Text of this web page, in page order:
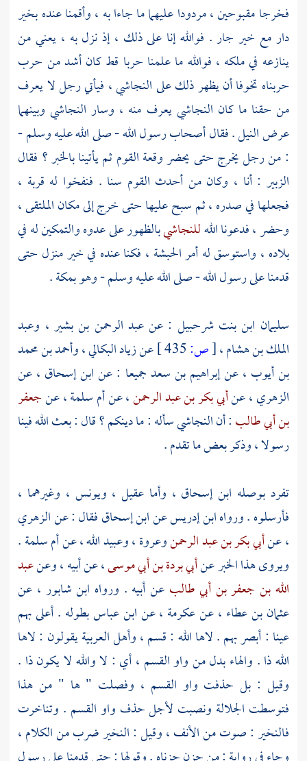
فخرجا مقبوحين ، مردودا عليهما ما جاءا به ، وأقمنا عنده بخير
دار مع خير جار . فوالله إنا على ذلك ، إذ نزل به ، يعني من
ينازعه في ملكه ، فوالله ما علمنا حربا قط كان أشد من حرب
حربناه تخوفا أن يظهر ذلك علىالنجاشي، فيأتي رجل لا يعرف
من حقنا ما كان النجاشييعرف منه ، وسار النجاشي وبينهما
عرض النيل . فقال أصحاب رسول الله - صلى الله عليه وسلم -
: من رجل يخرج حتى يحضر وقعة القوم ثم يأتينا بالخبر ؟ فقال
الزبير : أنا ، وكان من أحدث القوم سنا . فنفخوا له قربة ،
فجعلها في صدره ، ثم سبح عليها حتى خرج إلى مكان الملتقى ،
وحضر ، فدعونا اللهللنجاشيبالظهور على عدوه والتمكين له في
بلاده ، واستوسق له أمرالحبشة ، فكنا عنده في خير منزل حتى
قدمنا على رسول الله - صلى الله عليه وسلم - وهوبمكة.
سليمان ابن بنت شرحبيل : عنعبد الرحمن بن بشير ، وعبد
الملك بن هشام،[ص: عنزياد البكالي،وأحمد بن محمد
بن أيوب ، عنإبراهيم بن سعدجميعا : عنابن إسحاق ، عن
الزهري، عنأبي بكر بن عبد الرحمن، عنأم سلمة، عنجعفر
بن أبي طالب: أنالنجاشيسأله : ما دينكم ؟ قال : بعث الله فينا
رسولا ، وذكر بعض ما تقدم .
تفرد بوصله ابن إسحاق ، وأما عقيل ، ويونس ، وغيرهما ،
فأرسلوه . ورواهابن إدريسعنابن إسحاقفقال : عنالزهري
، عنأبي بكر بن عبد الرحمنوعروة،وعبيد الله، عنأم سلمة.
ويروى هذا الخبر عنأبي بردة بن أبي موسى، عن أبيه ، وعنعبد
الله بن جعفر بن أبي طالبعن أبيه . ورواه ابن شابور ، عن
عثمان بن عطاء ، عنعكرمة ، عنابن عباسبطوله . أعلى بهم
عينا : أبصر بهم . لاها الله : قسم ، وأهل العربية يقولون : لاها
الله ذا . والهاء بدل من واو القسم ، أي : لا والله لا يكون ذا .
وقيل : بل حذفت واو القسم ، وفصلت " ها " من هذا
فتوسطت الجلالة ونصبت لأجل حذف واو القسم . وتناخرت
فالنخير : صوت من الأنف ، وقيل : النخير ضرب من الكلام ،